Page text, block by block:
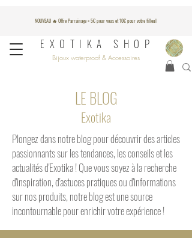
NOUVEAU 🔥 Offre Parrainage = 5€ pour vous et 10€ pour votre filleul
EXOTIKA SHOP
Bijoux waterproof & Accessoires
LE BLOG
Exotika
​​Plongez dans notre blog pour découvrir des articles
passionnants sur les tendances, les conseils et les
actualités d'Exotika ! Que vous soyez à la recherche
d'inspiration, d'astuces pratiques ou d'informations
sur nos produits, notre blog est une source
incontournable pour enrichir votre expérience !